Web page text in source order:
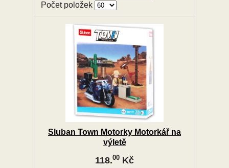
Počet položek
Sluban Town Motorky Motorkář na
výletě
118.00 Kč